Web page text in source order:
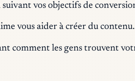
vos objectifs de
vous aider à créer du contenu.
comment les gens trouvent